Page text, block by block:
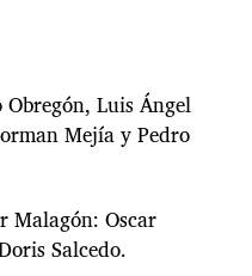
Luis Ángel
Mejía y Pedro
Malagón: Oscar
Salcedo.